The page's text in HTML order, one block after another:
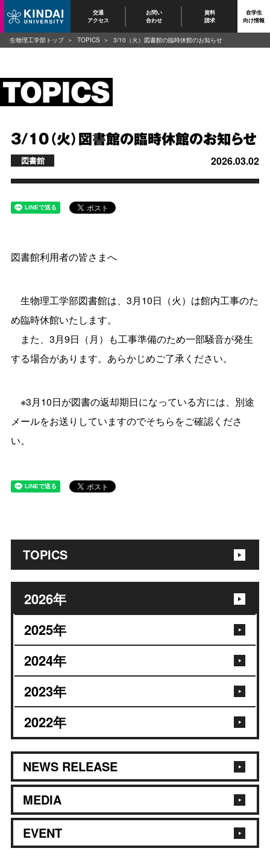
交通
アクセス
お問い
合わせ
資料
請求
在学生
向け情報
TOPICS
2026年
2025年
2024年
2023年
2022年
NEWS RELEASE
MEDIA
EVENT
3/10（火）図書館の臨時休館のお知らせ
2026.03.02
図書館
図書館利用者の皆さまへ
生物理工学部図書館は、3月10日（火）は館内工事のた
め臨時休館いたします。
また、3月9日（月）も工事準備のため一部騒音が発生
する場合があります。あらかじめご了承ください。
※3月10日が図書の返却期日になっている方には、別途
メールをお送りしていますのでそちらをご確認くださ
い。
生物理工学部トップ TOPICS 3/10（火）図書館の臨時休館のお知らせ